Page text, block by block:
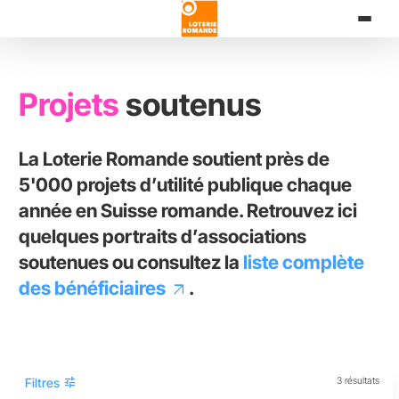
Projetssoutenus
La Loterie Romande soutient près de
5'000 projets d’utilité publique chaque
année en Suisse romande. Retrouvez ici
quelques portraits d’associations
soutenues ou consultez la liste complète
des bénéficiaires
.
Filtres tune 3 résultats